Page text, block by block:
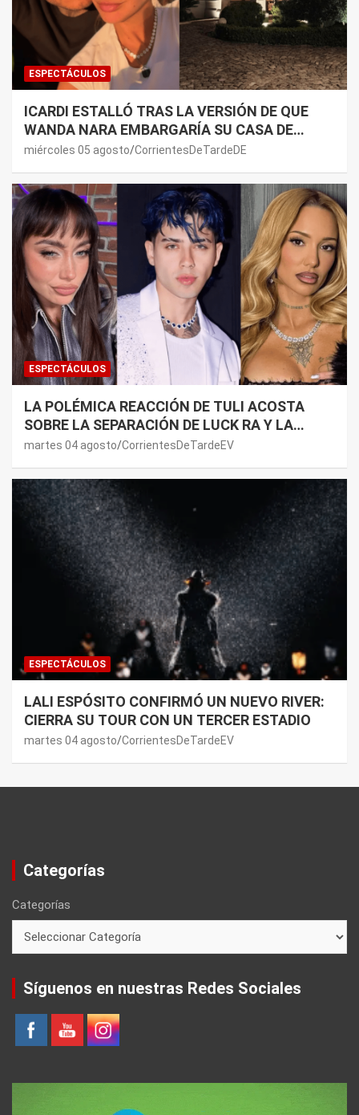
ESPECTÁCULOS
ICARDI ESTALLÓ TRAS LA VERSIÓN DE QUE
WANDA NARA EMBARGARÍA SU CASA DE
NORDELTA: “NECESITAN RASCAR DE ALGÚN
miércoles 05 agosto CorrientesDeTardeDE
ESPECTÁCULOS
LA POLÉMICA REACCIÓN DE TULI ACOSTA
SOBRE LA SEPARACIÓN DE LUCK RA Y LA
JOAQUI: “¿MI VERDAD?”
martes 04 agosto CorrientesDeTardeEV
ESPECTÁCULOS
LALI ESPÓSITO CONFIRMÓ UN NUEVO RIVER:
CIERRA SU TOUR CON UN TERCER ESTADIO
martes 04 agosto CorrientesDeTardeEV
Categorías
Categorías
Síguenos en nuestras Redes Sociales